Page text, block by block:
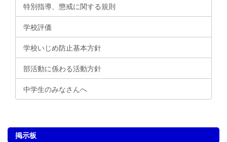
特別指導、懲戒に関する規則
学校評価
学校いじめ防止基本方針
部活動に係わる活動方針
中学生のみなさんへ
掲示板